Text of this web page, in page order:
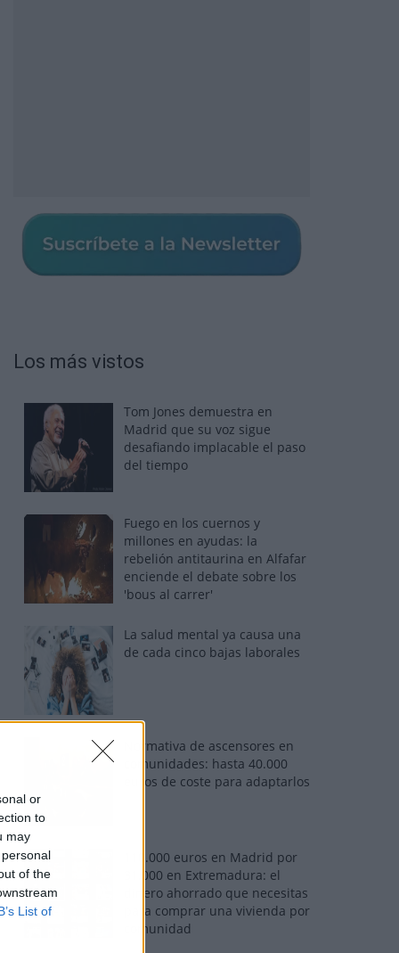
or
to
may
of the
List of
Los más vistos
Tom Jones demuestra en
Madrid que su voz sigue
desafiando implacable el paso
del tiempo
Fuego en los cuernos y
millones en ayudas: la
rebelión antitaurina en Alfafar
enciende el debate sobre los
'bous al carrer'
La salud mental ya causa una
de cada cinco bajas laborales
Normativa de ascensores en
comunidades: hasta 40.000
euros de coste para adaptarlos
110.000 euros en Madrid por
31.000 en Extremadura: el
dinero ahorrado que necesitas
para comprar una vivienda por
comunidad